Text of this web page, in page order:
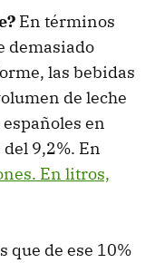
En términos
demasiado
las bebidas
de leche
en
9,2%. En
En litros,
que de ese 10%